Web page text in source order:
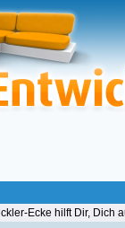
Ecke hilft Dir, Dich